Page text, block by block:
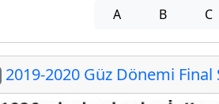
A B C
2019-2020 Güz Dönemi Final